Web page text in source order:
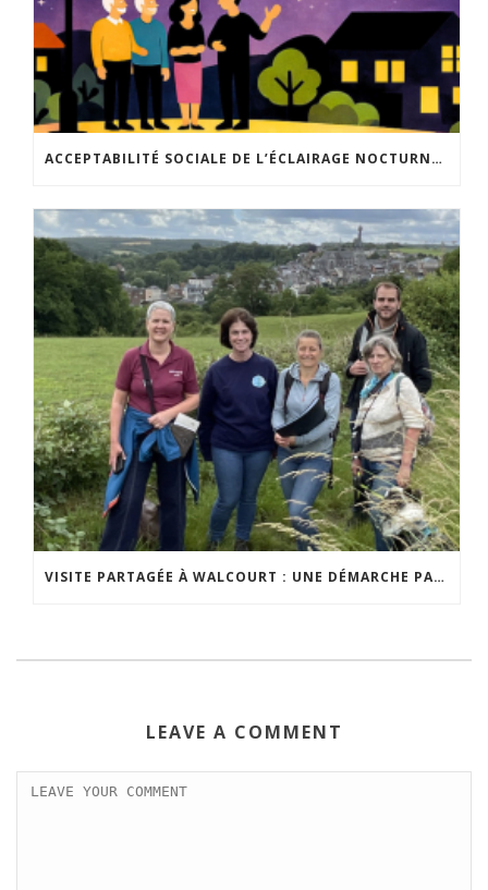
ACCEPTABILITÉ SOCIALE DE L’ÉCLAIRAGE NOCTURNE : LE REPLAY EST DISPONIBLE
VISITE PARTAGÉE À WALCOURT : UNE DÉMARCHE PARTICIPATIVE ANIMÉE PAR ESPACE ENVIRONNEMENT
LEAVE A COMMENT